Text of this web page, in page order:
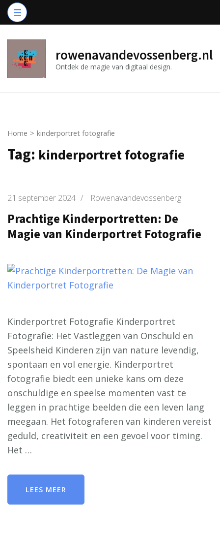
Ga
naar
(druk
Enter)
rowenavandevossenberg.nl
Ontdek de magie van digitaal design.
Home > kinderportret fotografie
Tag: kinderportret fotografie
21 september 2024 / Rowenavandevossenberg
Prachtige Kinderportretten: De
Magie van Kinderportret Fotografie
Kinderportret Fotografie Kinderportret
Fotografie: Het Vastleggen van Onschuld en
Speelsheid Kinderen zijn van nature levendig,
spontaan en vol energie. Kinderportret
fotografie biedt een unieke kans om deze
onschuldige en speelse momenten vast te
leggen in prachtige beelden die een leven lang
meegaan. Het fotograferen van kinderen vereist
geduld, creativiteit en een gevoel voor timing.
Het …
LEES MEER